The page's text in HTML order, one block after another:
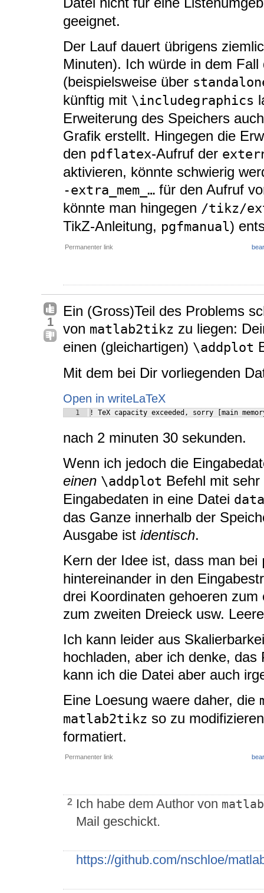
geeignet.
Der Lauf dauert übrigens
Minuten). Ich würde in dem
(beispielsweise über
künftig mit \includegraphics
Erweiterung des Speichers
Grafik erstellt. Hingegen die
den pdflatex-Aufruf der
aktivieren, könnte schwierig
-extra_mem_… für den Aufruf
könnte man hingegen /tikz/
TikZ-Anleitung, pgfmanual)
Permanenter link
1
Ein (Gross)Teil des Problems
von matlab2tikz zu liegen:
einen (gleichartigen) \addplot
Mit dem bei Dir vorliegenden
Open in writeLaTeX
1 ! TeX capacity exceeded, sorry [main
nach 2 minuten 30 sekunden.
Wenn ich jedoch die
einen \addplot Befehl mit
Eingabedaten in eine Datei
das Ganze innerhalb der
Ausgabe ist identisch.
Kern der Idee ist, dass man bei
hintereinander in den
drei Koordinaten gehoeren
zum zweiten Dreieck usw.
Ich kann leider aus
hochladen, aber ich denke,
kann ich die Datei aber auch
Eine Loesung waere daher, die
matlab2tikz so zu
formatiert.
Permanenter link
2 Ich habe dem Author von
Mail geschickt.
https://github.com/nschloe/